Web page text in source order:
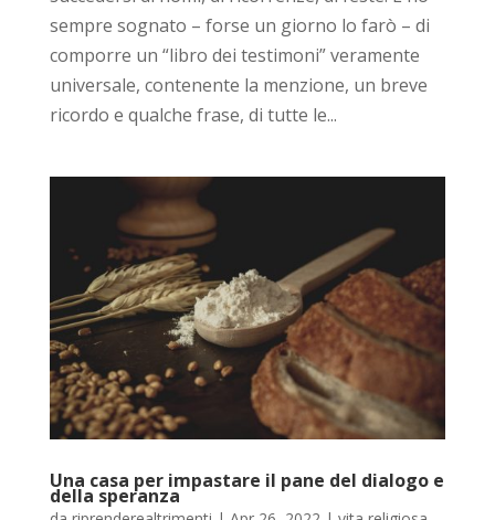
sempre sognato – forse un giorno lo farò – di
comporre un “libro dei testimoni” veramente
universale, contenente la menzione, un breve
ricordo e qualche frase, di tutte le...
Una casa per impastare il pane del dialogo e
della speranza